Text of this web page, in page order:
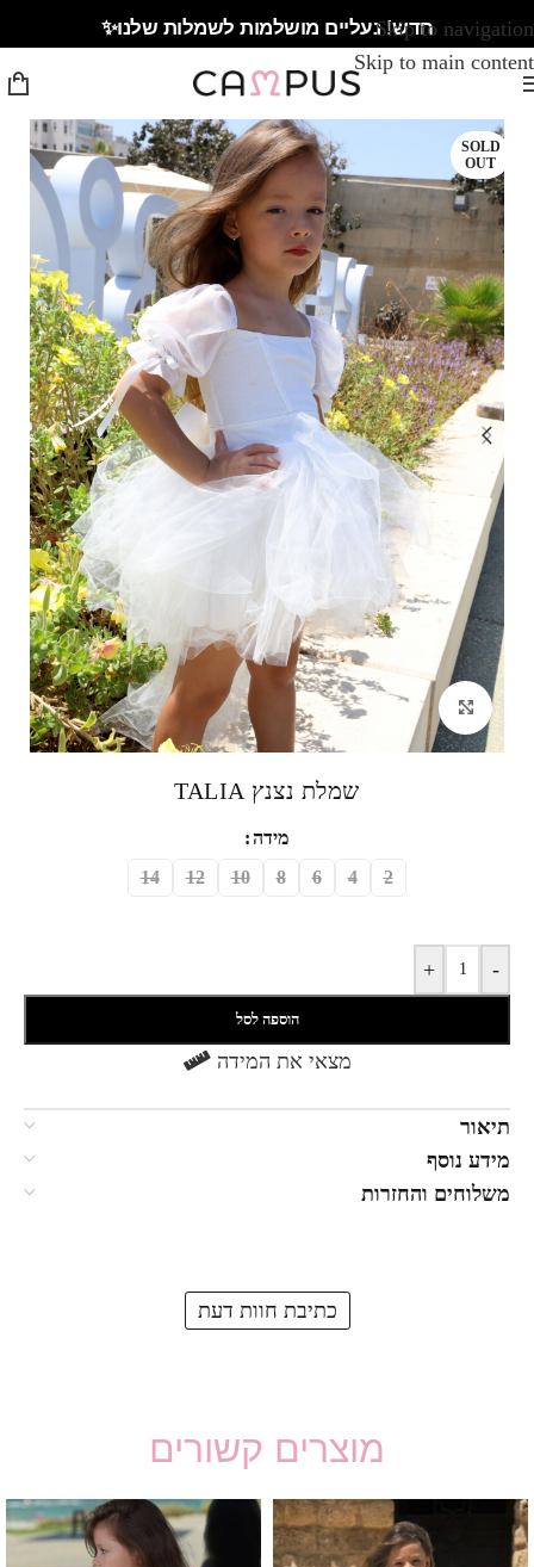
Skip to navigation
Skip to main content
חדש! נעליים מושלמות לשמלות שלנו✨
SOLD
OUT
לחצי להגדלה
שמלת נצנץ TALIA
מידה
2
4
6
8
10
12
14
-
+
הוספה לסל
מצאי את המידה
תיאור
מידע נוסף
משלוחים והחזרות
כתיבת חוות דעת
מוצרים קשורים